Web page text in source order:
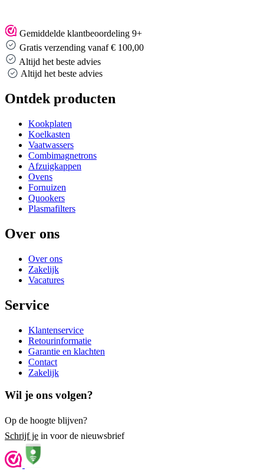
Gemiddelde klantbeoordeling 9+
Gratis verzending vanaf € 100,00
Altijd het beste advies
Altijd het beste advies
Ontdek producten
Kookplaten
Koelkasten
Vaatwassers
Combimagnetrons
Afzuigkappen
Ovens
Fornuizen
Quookers
Plasmafilters
Over ons
Over ons
Zakelijk
Vacatures
Service
Klantenservice
Retourinformatie
Garantie en klachten
Contact
Zakelijk
Wil je ons volgen?
Op de hoogte blijven?
Schrijf je in voor de nieuwsbrief